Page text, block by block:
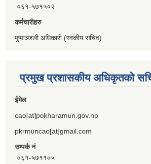
०६१-५७१५०२
कर्मचारीहरु
पुष्पाञ्जली अधिकारी (स्वकीय सचिव)
प्रमुख प्रशासकीय अधिकृतको
ईमेल
cao[at]pokharamun.gov.np
pkrmuncao[at]gmail.com
सम्पर्क नं
०६१-५७११०५